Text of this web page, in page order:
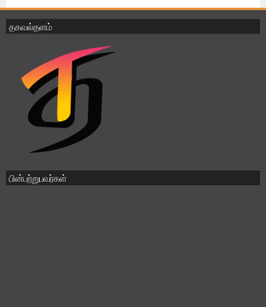
தகவல்தளம்
பின்பற்றுபவர்கள்